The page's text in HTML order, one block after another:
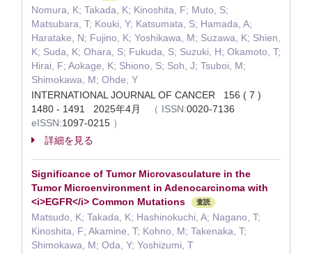
Nomura, K; Takada, K; Kinoshita, F; Muto, S;
Matsubara, T; Kouki, Y; Katsumata, S; Hamada, A;
Haratake, N; Fujino, K; Yoshikawa, M; Suzawa, K; Shien,
K; Suda, K; Ohara, S; Fukuda, S; Suzuki, H; Okamoto, T;
Hirai, F; Aokage, K; Shiono, S; Soh, J; Tsuboi, M;
Shimokawa, M; Ohde, Y
INTERNATIONAL JOURNAL OF CANCER 156 ( 7 )
1480 - 1491 2025年4月
（ ISSN:0020-7136
eISSN:1097-0215 ）
詳細を見る
Significance of Tumor Microvasculature in the
Tumor Microenvironment in Adenocarcinoma with
<i>EGFR</i> Common Mutations
査読
Matsudo, K; Takada, K; Hashinokuchi, A; Nagano, T;
Kinoshita, F; Akamine, T; Kohno, M; Takenaka, T;
Shimokawa, M; Oda, Y; Yoshizumi, T